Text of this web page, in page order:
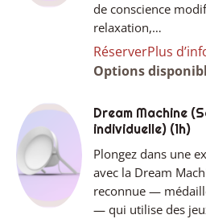
de conscience
relaxation,…
RéserverPlus
Options
Dream Machine
individuelle) (1h)
Plongez dans une
avec la Dream
reconnue —
— qui utilise des